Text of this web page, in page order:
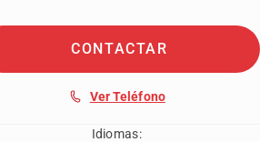
CONTACTAR
Ver Teléfono
Idiomas: